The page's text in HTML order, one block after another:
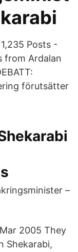
Posts -
from Ardalan
förutsätter
–
2005 They
Shekarabi,